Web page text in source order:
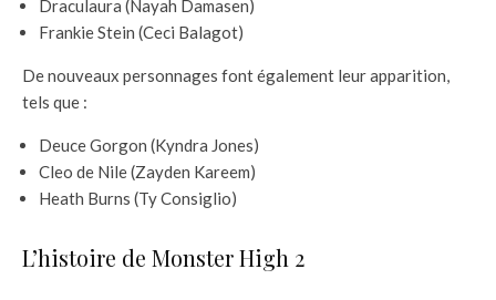
Draculaura (Nayah Damasen)
Frankie Stein (Ceci Balagot)
De nouveaux personnages font également leur apparition,
tels que :
Deuce Gorgon (Kyndra Jones)
Cleo de Nile (Zayden Kareem)
Heath Burns (Ty Consiglio)
L’histoire de Monster High 2